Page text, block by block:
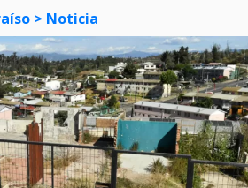
> Noticia